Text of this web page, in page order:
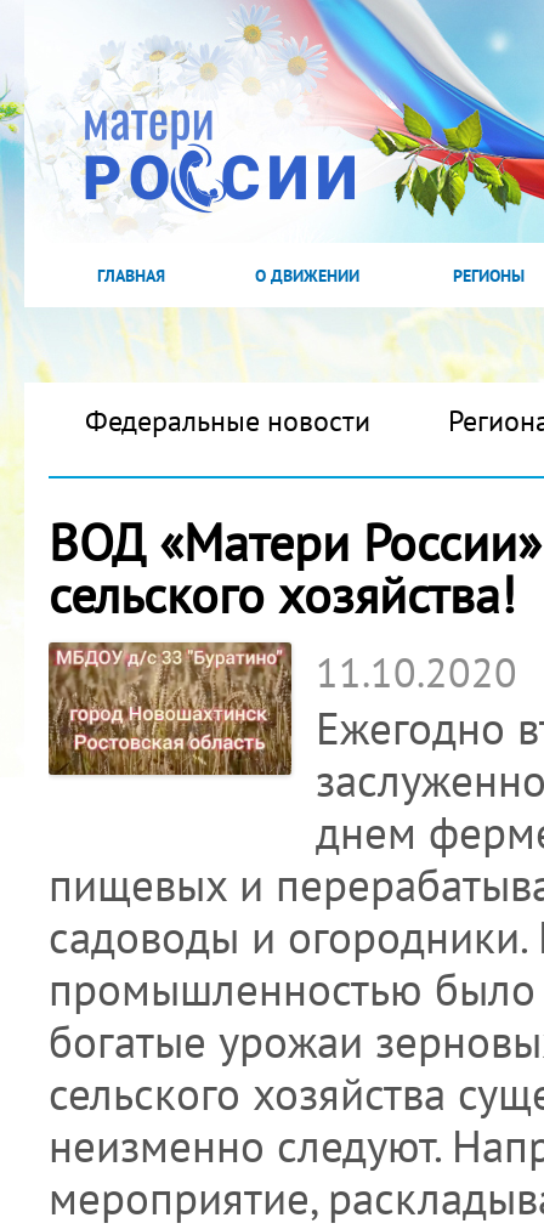
ГЛАВНАЯ О ДВИЖЕНИИ РЕГИОНЫ
Федеральные новости
ВОД «Матери
сельского хозяйства!
11.10.2020
Ежегодно
днем
пищевых и
садоводы и
промышленностью было
богатые урожаи
сельского хозяйства
неизменно следуют.
мероприятие,